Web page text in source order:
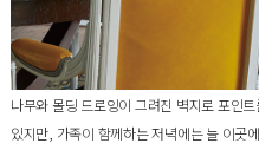
나무와 몰딩 드로잉이 그려진 벽지로 포인
있지만, 가족이 함께하는 저녁에는 늘 이곳